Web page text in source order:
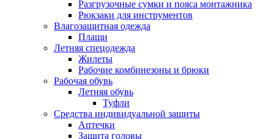
Разгрузочные сумки и пояса монтажника
Рюкзаки для инструментов
Влагозащитная одежда
Плащи
Летняя спецодежда
Жилеты
Рабочие комбинезоны и брюки
Рабочая обувь
Летняя обувь
Туфли
Средства индивидуальной защиты
Аптечки
Защита головы